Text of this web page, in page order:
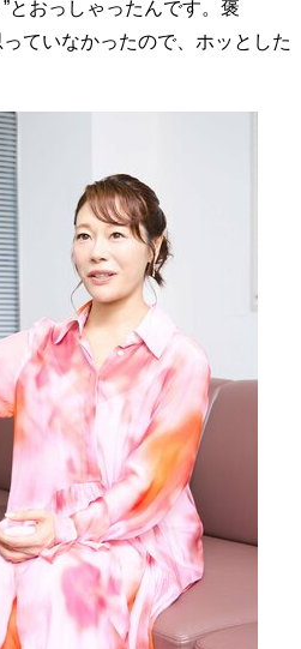
合い方
とおっしゃったんです。褒
ていなかったので、ホッとした